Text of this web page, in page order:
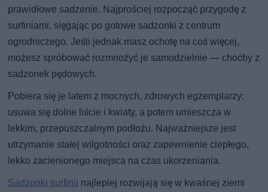
prawidłowe sadzenie. Najprościej rozpocząć przygodę z
surfiniami, sięgając po gotowe sadzonki z centrum
ogrodniczego. Jeśli jednak masz ochotę na coś więcej,
możesz spróbować rozmnożyć je samodzielnie — choćby z
sadzonek pędowych.
Pobiera się je latem z mocnych, zdrowych egzemplarzy:
usuwa się dolne liście i kwiaty, a potem umieszcza w
lekkim, przepuszczalnym podłożu. Najważniejsze jest
utrzymanie stałej wilgotności oraz zapewnienie ciepłego,
lekko zacienionego miejsca na czas ukorzeniania.
Sadzonki surfinii najlepiej rozwijają się w kwaśnej ziemi